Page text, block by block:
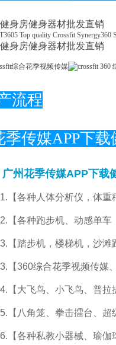
身房健身器材批发直销
身房健身器材批发直销
流程
花季传媒APP下载健
1.【各种人体分析仪，体重
各种跑步机、动感单车，
踏步机，楼梯机，沙滩
360综合花季视频传媒、
大飞鸟、小飞鸟、普拉
八角笼、拳击擂台、超
各种私教小器械、瑜伽球